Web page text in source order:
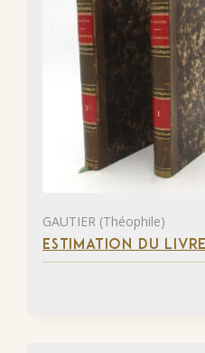
GAUTIER (Théophile)
ESTIMATION DU